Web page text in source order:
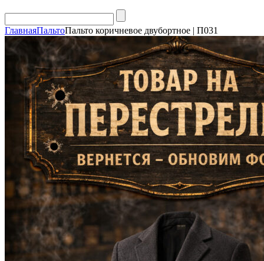
ГлавнаяПальтоПальто коричневое двубортное | П031